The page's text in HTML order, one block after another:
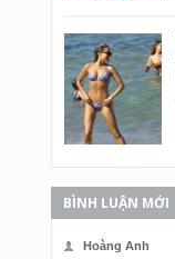
BÌNH LUẬN MỚI
Hoàng Anh